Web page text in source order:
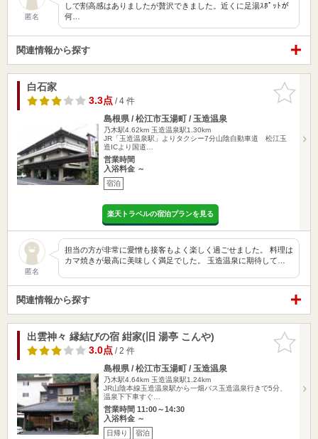
匿名
しで割高感はありましたが贅沢できました。近くに足湯ｽﾎﾟｯﾄが
何…
関連情報から探す
お気に入
りに追加
白石家
3.3点/ 4 件
島根県 / 松江市玉湯町 / 玉造温泉
乃木駅4.62km 玉造温泉駅1.30km
JR「玉造温泉駅」よりタクシー7分山陰自動車道 松江玉
造ICより国道…
営業時間
入浴料金 ～
宿泊
楽天トラベルの宿泊プランを見る
匿名
担当の方が非常に愛憎も接客もよく楽しく過ごせました。 料理は
カマ焼きが最高に美味しく満足でした。 玉造温泉に期待して…
関連情報から探す
お気に入
りに追加
出雲神々 縁結びの宿 紺家(旧 湯亭 こんや)
3.0点/ 2 件
島根県 / 松江市玉湯町 / 玉造温泉
乃木駅4.64km 玉造温泉駅1.24km
JR山陰本線玉造温泉駅から一畑バス玉造温泉行きで5分、
温泉下下車すぐ…
営業時間 11:00～14:30
入浴料金 ～
日帰り 宿泊